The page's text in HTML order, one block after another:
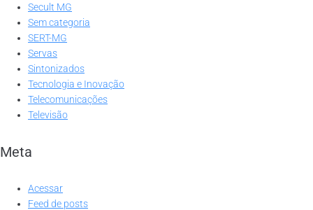
Secult MG
Sem categoria
SERT-MG
Servas
Sintonizados
Tecnologia e Inovação
Telecomunicações
Televisão
Meta
Acessar
Feed de posts